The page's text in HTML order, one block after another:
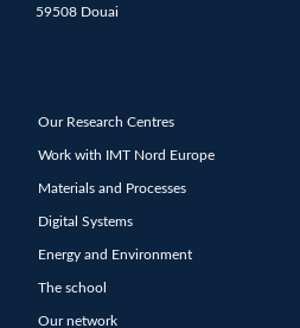
59508 Douai
Our Research Centres
Work with IMT Nord Europe
Materials and Processes
Digital Systems
Energy and Environment
The school
Our network